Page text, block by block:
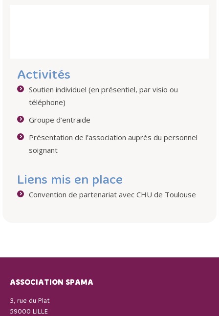
Activités
Soutien individuel (en présentiel, par visio ou
téléphone)
Groupe d’entraide
Présentation de l’association auprès du personnel
soignant
Liens mis en place
Convention de partenariat avec CHU de Toulouse
ASSOCIATION SPAMA
3, rue du Plat
59000 LILLE